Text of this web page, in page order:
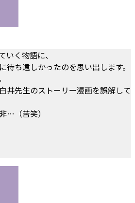
いく物語に、
待ち遠しかったのを思い出します。
井先生のストーリー漫画を誤解して
…（苦笑）